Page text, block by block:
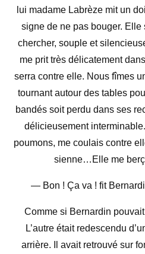
lui madame Labrèze mit un
signe de ne pas bouger. Elle
chercher, souple et
me prit très délicatement
serra contre elle. Nous fîmes
tournant autour des tables
bandés soit perdu dans ses
délicieusement
poumons, me coulais contre
sienne…Elle me
— Bon ! Ça va ! fit
Comme si Bernardin
L’autre était redescendu
arrière. Il avait retrouvé sur